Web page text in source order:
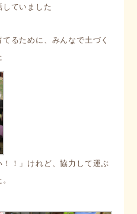
していました
るために、みんなで土づく
！」けれど、協力して運ぶ
。